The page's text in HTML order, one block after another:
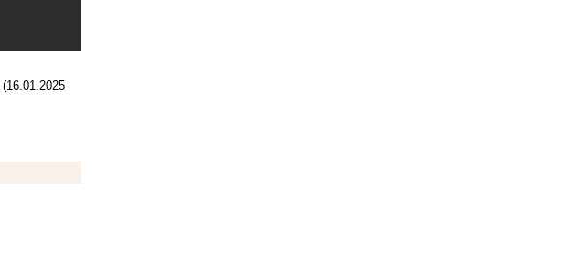
(16.01.2025